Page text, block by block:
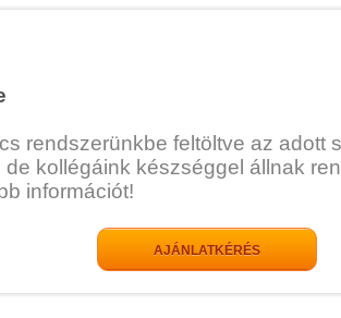
rendszerünkbe feltöltve az adott
de kollégáink készséggel állnak
információt!
AJÁNLATKÉRÉS